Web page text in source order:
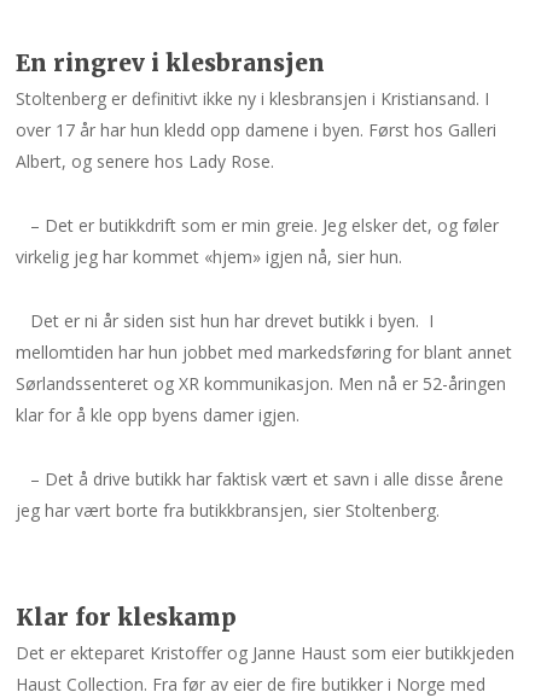
En ringrev i klesbransjen
Stoltenberg er definitivt ikke ny i klesbransjen i Kristiansand. I
over 17 år har hun kledd opp damene i byen. Først hos Galleri
Albert, og senere hos Lady Rose.
– Det er butikkdrift som er min greie. Jeg elsker det, og føler
virkelig jeg har kommet «hjem» igjen nå, sier hun.
Det er ni år siden sist hun har drevet butikk i byen. I
mellomtiden har hun jobbet med markedsføring for blant annet
Sørlandssenteret og XR kommunikasjon. Men nå er 52-åringen
klar for å kle opp byens damer igjen.
– Det å drive butikk har faktisk vært et savn i alle disse årene
jeg har vært borte fra butikkbransjen, sier Stoltenberg.
Klar for kleskamp
Det er ekteparet Kristoffer og Janne Haust som eier butikkjeden
Haust Collection. Fra før av eier de fire butikker i Norge med